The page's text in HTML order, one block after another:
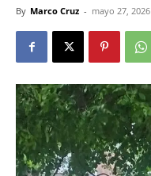
By Marco Cruz - mayo 27, 2026